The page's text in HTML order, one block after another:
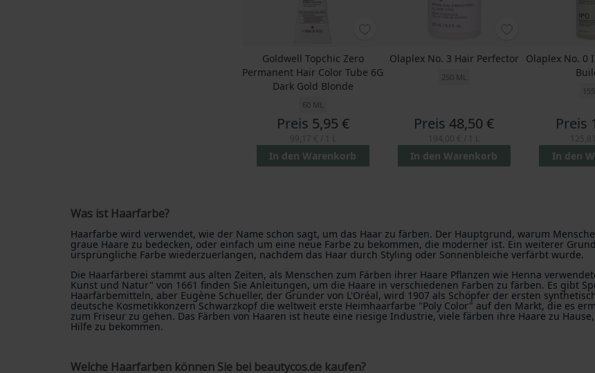
Goldwell Topchic Zero
Permanent Hair Color Tube 6G
Dark Gold Blonde
60 ML
Preis 5,95 €
In den Warenkorb
Olaplex No. 3 Hair Perfector
250 ML
Preis 48,50 €
In den Warenkorb
Olaplex No. 0
Preis
In den
Was ist Haarfarbe?
Haarfarbe wird verwendet, wie der Name schon sagt, um das Haar zu färben. Der Hauptgrund, warum
graue Haare zu bedecken, oder einfach um eine neue Farbe zu bekommen, die moderner ist. Ein weiterer
ursprüngliche Farbe wiederzuerlangen, nachdem das Haar durch Styling oder Sonnenbleiche verfärbt wurde.
Die Haarfärberei stammt aus alten Zeiten, als Menschen zum Färben ihrer Haare Pflanzen wie Henna
Kunst und Natur" von 1661 finden Sie Anleitungen, um die Haare in verschiedenen Farben zu färben. Es gibt
Haarfärbemitteln, aber Eugène Schueller, der Gründer von L'Oréal, wird 1907 als Schöpfer der ersten
deutsche Kosmetikkonzern Schwarzkopf die weltweit erste Heimhaarfarbe "Poly Color" auf den Markt, die es
zum Friseur zu gehen. Das Färben von Haaren ist heute eine riesige Industrie, viele färben ihre Haare zu
Hilfe zu bekommen.
Welche Haarfarben können Sie bei beautycos.de kaufen?